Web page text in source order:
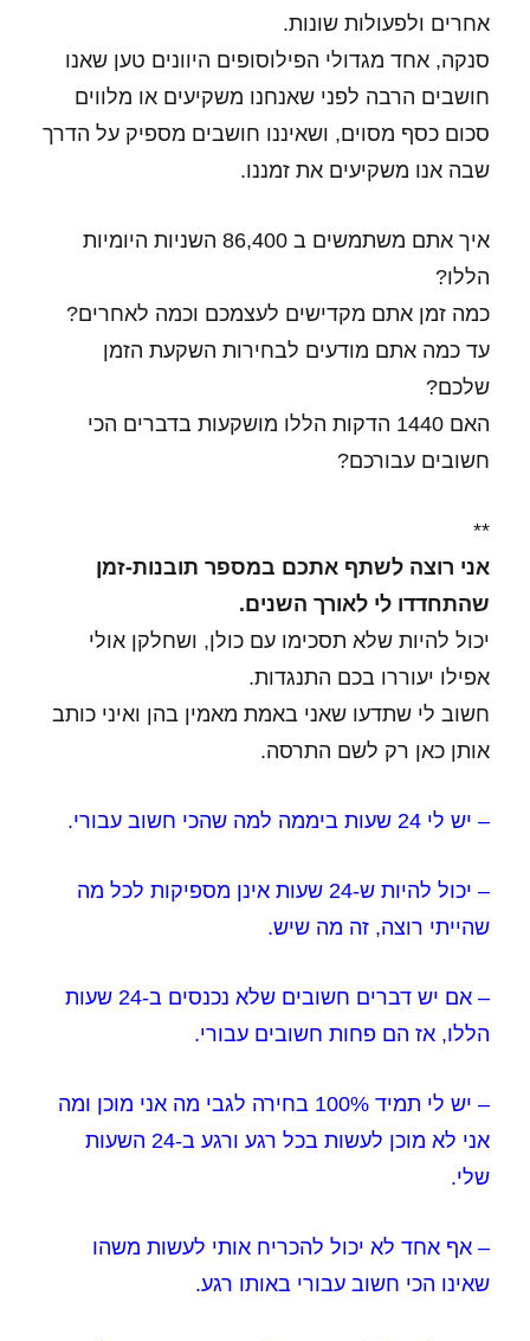
אחרים ולפעולות שונות.
סנקה, אחד מגדולי הפילוסופים היוונים טען שאנו
חושבים הרבה לפני שאנחנו משקיעים או מלווים
סכום כסף מסוים, ושאיננו חושבים מספיק על הדרך
שבה אנו משקיעים את זמננו.
איך אתם משתמשים ב 86,400 השניות היומיות
הללו?
כמה זמן אתם מקדישים לעצמכם וכמה לאחרים?
עד כמה אתם מודעים לבחירות השקעת הזמן
שלכם?
האם 1440 הדקות הללו מושקעות בדברים הכי
חשובים עבורכם?
**
אני רוצה לשתף אתכם במספר תובנות-זמן
שהתחדדו לי לאורך השנים.
יכול להיות שלא תסכימו עם כולן, ושחלקן אולי
אפילו יעוררו בכם התנגדות.
חשוב לי שתדעו שאני באמת מאמין בהן ואיני כותב
אותן כאן רק לשם התרסה.
– יש לי 24 שעות ביממה למה שהכי חשוב עבורי.
– יכול להיות ש-24 שעות אינן מספיקות לכל מה
שהייתי רוצה, זה מה שיש.
– אם יש דברים חשובים שלא נכנסים ב-24 שעות
הללו, אז הם פחות חשובים עבורי.
– יש לי תמיד 100% בחירה לגבי מה אני מוכן ומה
אני לא מוכן לעשות בכל רגע ורגע ב-24 השעות
שלי.
– אף אחד לא יכול להכריח אותי לעשות משהו
שאינו הכי חשוב עבורי באותו רגע.